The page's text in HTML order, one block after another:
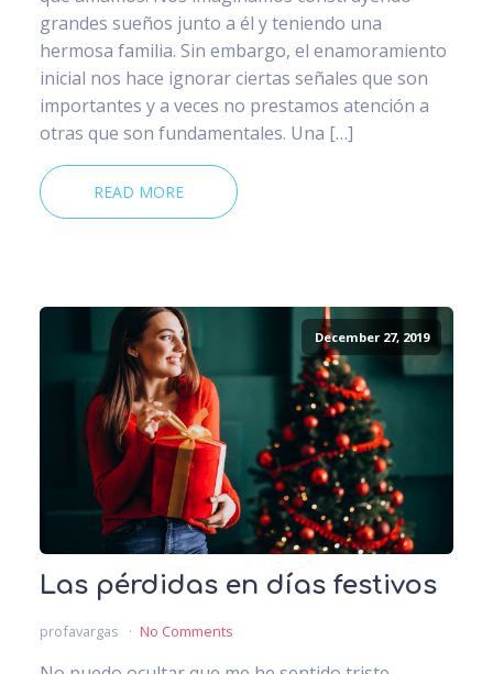
grandes sueños junto a él y teniendo una
hermosa familia. Sin embargo, el enamoramiento
inicial nos hace ignorar ciertas señales que son
importantes y a veces no prestamos atención a
otras que son fundamentales. Una […]
READ MORE
December 27, 2019
Las pérdidas en días festivos
profavargas No Comments